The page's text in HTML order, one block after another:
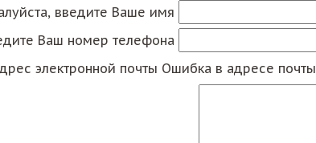
введите Ваше имя
Ваш номер телефона
электронной почты Ошибка в адресе почты